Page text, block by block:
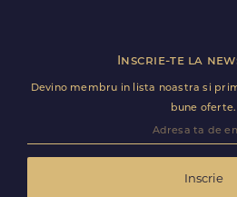
Inscrie-te la
Devino membru in lista noastra si
bune oferte.
Inscrie